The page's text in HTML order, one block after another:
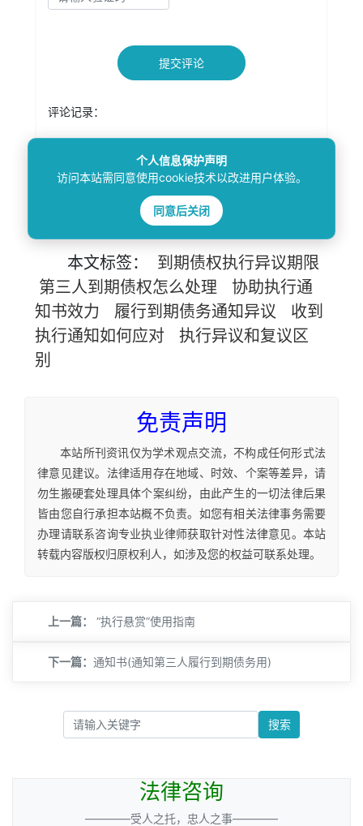
提交评论
评论记录：
未查询到任何数据！
本文标签：
到期债权执行异议期限
第三人到期债权怎么处理
协助执行通
知书效力
履行到期债务通知异议
收到
执行通知如何应对
执行异议和复议区
别
免责声明
本站所刊资讯仅为学术观点交流，不构成任何形式法
律意见建议。法律适用存在地域、时效、个案等差异，请
勿生搬硬套处理具体个案纠纷，由此产生的一切法律后果
皆由您自行承担本站概不负责。如您有相关法律事务需要
办理请联系咨询专业执业律师获取针对性法律意见。本站
转载内容版权归原权利人，如涉及您的权益可联系处理。
上一篇： “执行悬赏”使用指南
下一篇： ​通知书(通知第三人履行到期债务用)
搜索
法律咨询
————受人之托，忠人之事————
个人信息保护声明
访问本站需同意使用cookie技术以改进用户体验。
同意后关闭